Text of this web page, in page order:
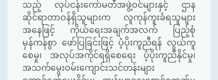
သည့် လုပ်ငန်းကော်မတီအဖွဲ့ဝင်များနှင့် ဌာန
ဆိုင်ရာတာဝန်ရှိသူများက လူကုန်ကူးခံရသူများ
အနေဖြင့် ကိုယ်ရေးအချက်အလက် ပြည့်စုံ
မှန်ကန်စွာ ဖော်ပြခြင်းဖြင့် ပံ့ပိုးကူညီရန် လွယ်ကူ
စေမှု၊ အလုပ်အကိုင်ရရှိစေရေး ပံ့ပိုးကူညီနိုင်မှု၊
အသက်မွေးဝမ်းကျောင်းသင်တန်းများ